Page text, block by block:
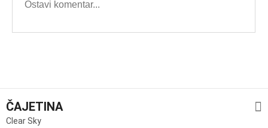
ČAJETINA
Clear Sky